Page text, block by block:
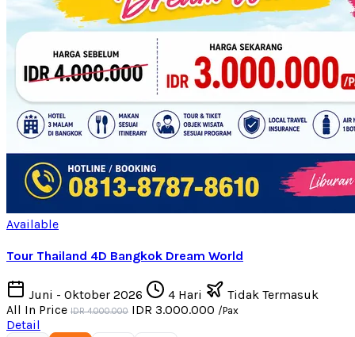
Available
Tour Thailand 4D Bangkok Dream World
Juni - Oktober 2026 4 Hari
Tidak Termasuk
All In Price IDR 4.000.000 IDR 3.000.000 /Pax
Detail